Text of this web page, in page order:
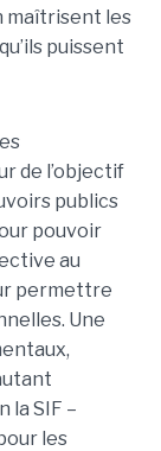
maîtrisent les
puissent
de l’objectif
publics
pouvoir
au
permettre
Une
la SIF –
les